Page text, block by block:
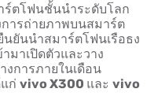
ร์ตโฟนชั้นนำระดับโลก
การถ่ายภาพบนสมาร์ต
ยันนำสมาร์ตโฟนเรือธง
ามาเปิดตัวและวาง
งการภายในเดือน
ก่ vivo X300 และ vivo